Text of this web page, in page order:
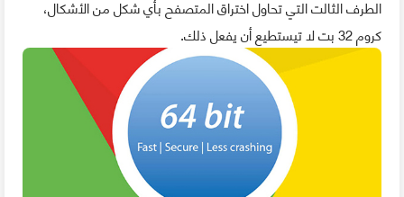
الطرف الثالت التي تحاول اختراق المتصفح بأي شكل من الأشكال،
كروم 32 بت لا تيستطيع أن يفعل ذلك.